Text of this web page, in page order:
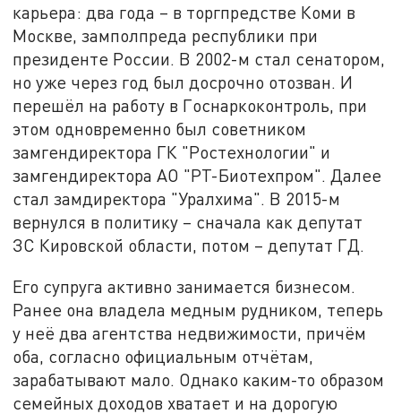
карьера: два года – в торгпредстве Коми в
Москве, замполпреда республики при
президенте России. В 2002-м стал сенатором,
но уже через год был досрочно отозван. И
перешёл на работу в Госнаркоконтроль, при
этом одновременно был советником
замгендиректора ГК "Ростехнологии" и
замгендиректора АО "РТ-Биотехпром". Далее
стал замдиректора "Уралхима". В 2015-м
вернулся в политику – сначала как депутат
ЗС Кировской области, потом – депутат ГД.
Его супруга активно занимается бизнесом.
Ранее она владела медным рудником, теперь
у неё два агентства недвижимости, причём
оба, согласно официальным отчётам,
зарабатывают мало. Однако каким-то образом
семейных доходов хватает и на дорогую